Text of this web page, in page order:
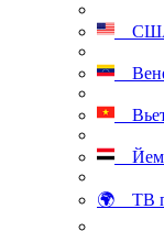
🌍 ТВ